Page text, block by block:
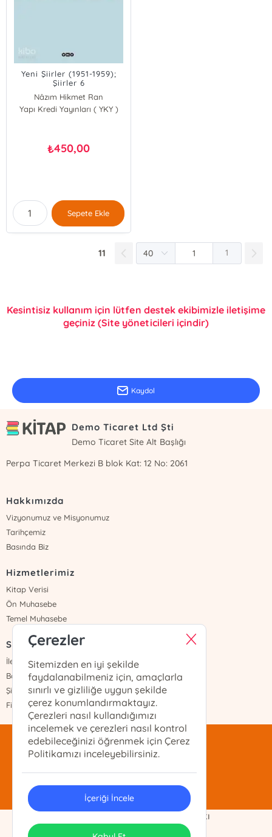
Yeni Şiirler (1951-1959);
Şiirler 6
Nâzım Hikmet Ran
Yapı Kredi Yayınları ( YKY )
₺450,00
Sepete Ekle
11 1
Kesintisiz kullanım için lütfen destek ekibimizle iletişime
geçiniz (Site yöneticileri içindir)
Kaydol
Demo Ticaret Ltd Şti
Demo Ticaret Site Alt Başlığı
Perpa Ticaret Merkezi B blok Kat: 12 No: 2061
Hakkımızda
Vizyonumuz ve Misyonumuz
Tarihçemiz
Basında Biz
Hizmetlerimiz
Kitap Verisi
Ön Muhasebe
Temel Muhasebe
Sayfalar
İletişim
Banka Hesapları
Şifremi Unuttum
Fiyat Listesi
mentis@mentis.com.tr
(212)-210-74-74
Demo Ticaret Ltd. Şti. Telif Hakkı
Tasarım & Uygulama
Çerezler
Sitemizden en iyi şekilde
faydalanabilmeniz için, amaçlarla
sınırlı ve gizliliğe uygun şekilde
çerez konumlandırmaktayız.
Çerezleri nasıl kullandığımızı
incelemek ve çerezleri nasıl kontrol
edebileceğinizi öğrenmek için Çerez
Politikamızı inceleyebilirsiniz.
İçeriği İncele